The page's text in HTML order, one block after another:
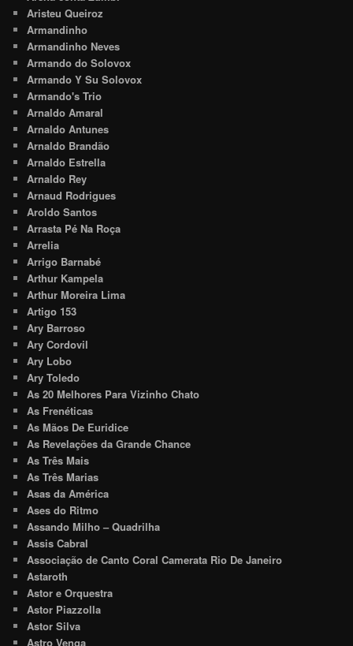
Aristeu Queiroz
Armandinho
Armandinho Neves
Armando do Solovox
Armando Y Su Solovox
Armando's Trio
Arnaldo Amaral
Arnaldo Antunes
Arnaldo Brandão
Arnaldo Estrella
Arnaldo Rey
Arnaud Rodrigues
Aroldo Santos
Arrasta Pé Na Roça
Arrelia
Arrigo Barnabé
Arthur Kampela
Arthur Moreira Lima
Artigo 153
Ary Barroso
Ary Cordovil
Ary Lobo
Ary Toledo
As 20 Melhores Para Vizinho Chato
As Frenéticas
As Mãos De Euridice
As Revelações da Grande Chance
As Três Mais
As Três Marias
Asas da América
Ases do Ritmo
Assando Milho – Quadrilha
Assis Cabral
Associação de Canto Coral Camerata Rio De Janeiro
Astaroth
Astor e Orquestra
Astor Piazzolla
Astor Silva
Astro Venga